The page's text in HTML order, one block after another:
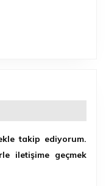
takip ediyorum.
iletişime geçmek